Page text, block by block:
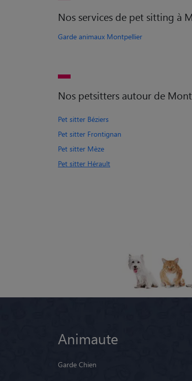
Nos services de pet sitting à
Garde animaux Montpellier
Nos petsitters autour de
Pet sitter Béziers
Pet sitter Frontignan
Pet sitter Mèze
Pet sitter Hérault
Animaute
Garde Chien